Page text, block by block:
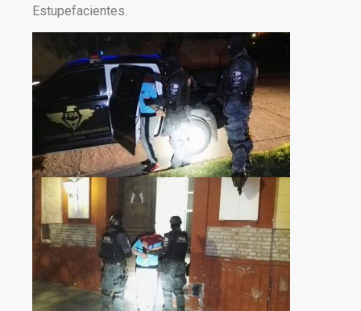
Estupefacientes.